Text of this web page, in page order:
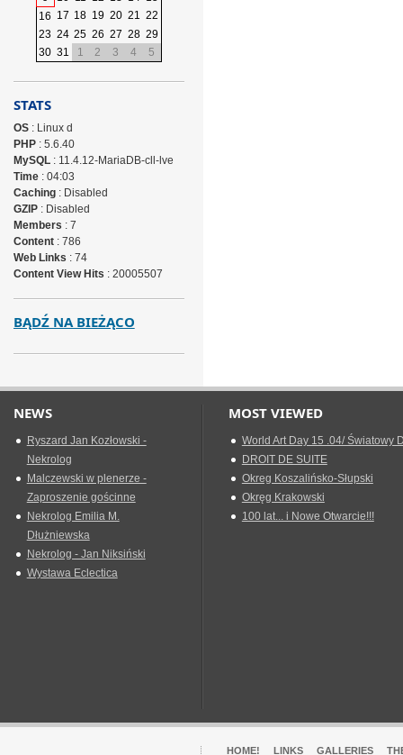
16 17 18 19 20 21 22
23 24 25 26 27 28 29
30 31 1 2 3 4 5
STATS
OS: Linux d
PHP: 5.6.40
MySQL: 11.4.12-MariaDB-cll-lve
Time: 04:03
Caching: Disabled
GZIP: Disabled
Members : 7
Content: 786
Web Links : 74
Content View Hits : 20005507
BĄDŹ NA BIEŻĄCO
NEWS
Ryszard Jan Kozłowski -
Nekrolog
Malczewski w plenerze -
Zaproszenie gościnne
Nekrolog Emilia M.
Dłużniewska
Nekrolog - Jan Niksiński
Wystawa Eclectica
MOST VIEWED
World Art Day 15 .04/ Światowy
DROIT DE SUITE
Okreg Koszalińsko-Słupski
Okręg Krakowski
100 lat... i Nowe Otwarcie!!!
HOME! LINKS GALLERIES